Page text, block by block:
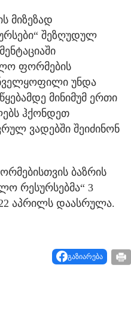
მიზეზად
შეზღუდულ
ფორმების
უნდა
მინიმუმ ერთი
ჰქონდეთ
ვადებში შეიძინონ
ბაზრის
რესურსებმა“ 3
აპრილს დაასრულა.
გაზიარება